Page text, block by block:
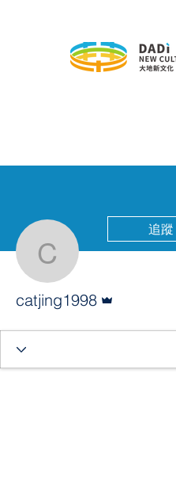
catjing1998
追蹤
catjing1998